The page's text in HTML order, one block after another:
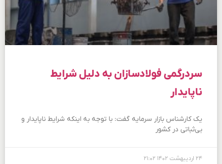
سردرگمی فولادسازان به دلیل شرایط
ناپایدار
یک کارشناس بازار سرمایه گفت: با توجه به اینکه شرایط ناپایدار و
بی‌ثباتی در کشور
۲۴ اردیبهشت ۱۴۰۲ ۲۱:۰۲